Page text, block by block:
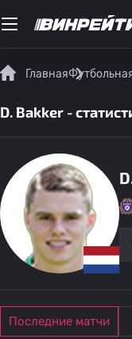
Главная
D. Bakker -
Последние матчи